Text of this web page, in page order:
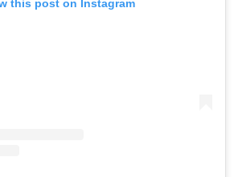
this post on Instagram